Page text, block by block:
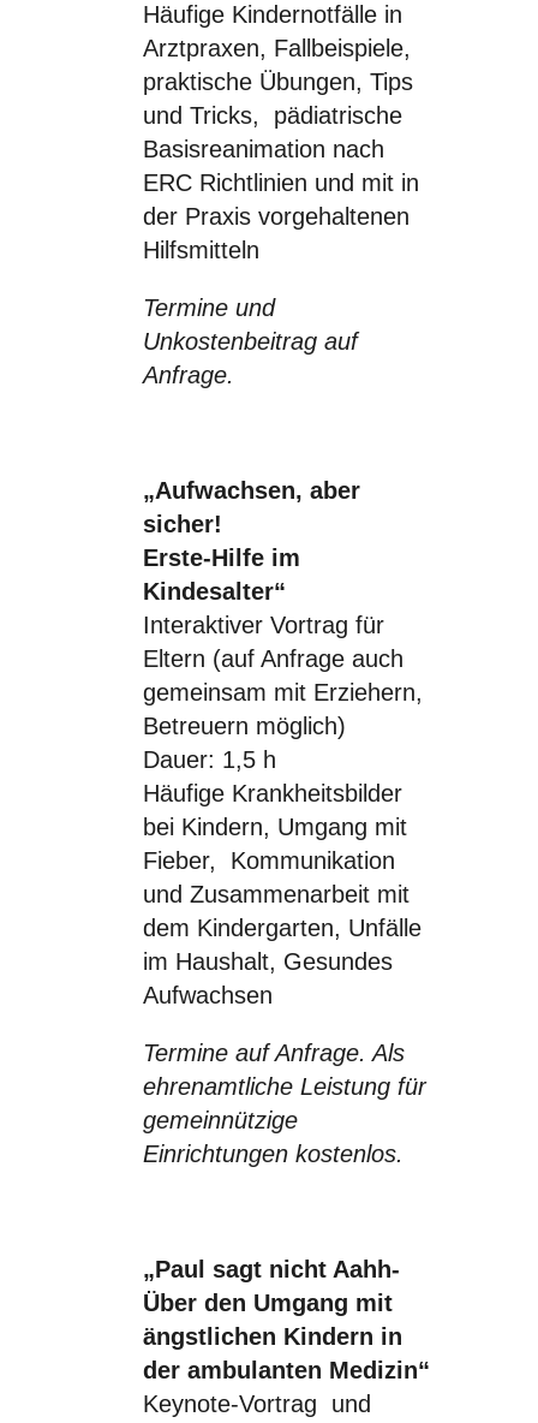
Häufige Kindernotfälle in
Arztpraxen, Fallbeispiele,
praktische Übungen, Tips
und Tricks, pädiatrische
Basisreanimation nach
ERC Richtlinien und mit in
der Praxis vorgehaltenen
Hilfsmitteln
Termine und
Unkostenbeitrag auf
Anfrage.
„Aufwachsen, aber
sicher!
Erste-Hilfe im
Kindesalter“
Interaktiver Vortrag für
Eltern (auf Anfrage auch
gemeinsam mit Erziehern,
Betreuern möglich)
Dauer: 1,5 h
Häufige Krankheitsbilder
bei Kindern, Umgang mit
Fieber, Kommunikation
und Zusammenarbeit mit
dem Kindergarten, Unfälle
im Haushalt, Gesundes
Aufwachsen
Termine auf Anfrage. Als
ehrenamtliche Leistung für
gemeinnützige
Einrichtungen kostenlos.
„Paul sagt nicht Aahh-
Über den Umgang mit
ängstlichen Kindern in
der ambulanten Medizin“
Keynote-Vortrag und